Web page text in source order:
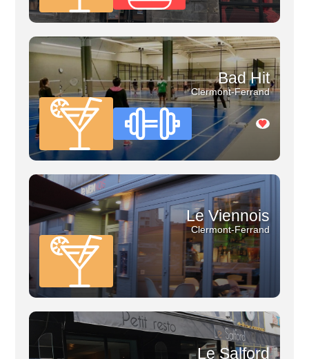
Bad Hit
Clermont-Ferrand
Le Viennois
Clermont-Ferrand
Le Salford